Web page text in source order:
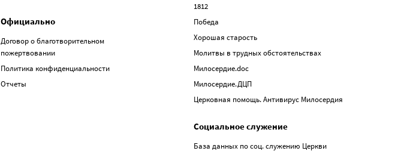
Официально
Договор о благотворительном
пожертвовании
Политика конфиденциальности
Отчеты
1812
Победа
Хорошая старость
Молитвы в трудных обстоятельствах
Милосердие.doc
Милосердие.ДЦП
Церковная помощь. Антивирус Милосердия
Социальное служение
База данных по соц. служению Церкви